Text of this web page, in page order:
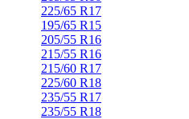
225/65 R17
195/65 R15
205/55 R16
215/55 R16
215/60 R17
225/60 R18
235/55 R17
235/55 R18